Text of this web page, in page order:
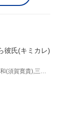
彼氏(キミカレ)